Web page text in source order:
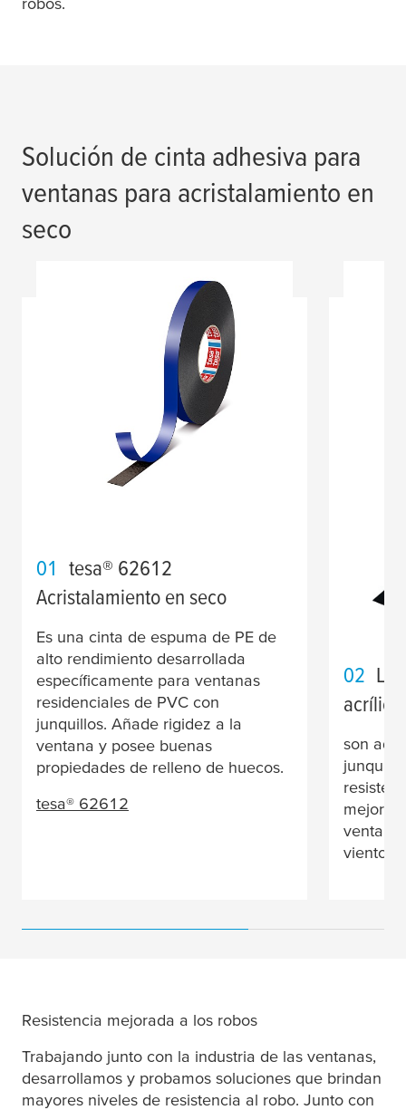
Solución de cinta adhesiva para
ventanas para acristalamiento en
seco
01 tesa® 62612
Acristalamiento en seco
Es una cinta de espuma de PE de
alto rendimiento desarrollada
específicamente para ventanas
residenciales de PVC con
junquillos. Añade rigidez a la
ventana y posee buenas
propiedades de relleno de huecos.
tesa® 62612
02
acrílica
son
ventana
viento.
Resistencia mejorada a los robos
Trabajando junto con la industria de las ventanas,
desarrollamos y probamos soluciones que brindan
mayores niveles de resistencia al robo. Junto con